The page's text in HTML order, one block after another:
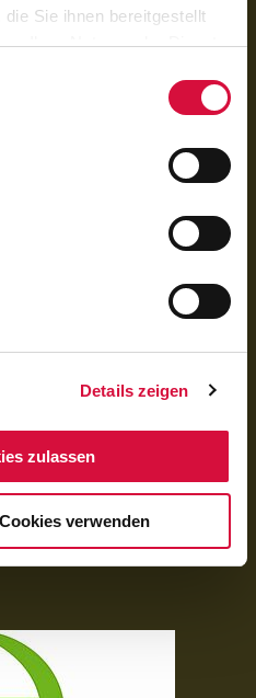
Sie ihnen bereitgestellt
Ihrer Nutzung der Dienste
weiterhin nutzen.
Details zeigen
zulassen
verwenden
spenden